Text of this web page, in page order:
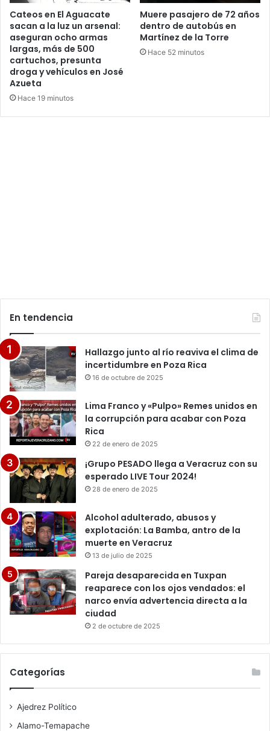
Cateos en El Aguacate
sacan a la luz un arsenal:
aseguran ocho armas
largas, más de 500
cartuchos, presunta
droga y vehículos en José
Azueta
Hace 19 minutos
Muere pasajero de 72 años
dentro de autobús en
Martínez de la Torre
Hace 52 minutos
En tendencia
Hallazgo junto al río reaviva el clima de
incertidumbre en Poza Rica
16 de octubre de 2025
Lima Franco y «Pulpo» Remes unidos en
la corrupción para acabar con Poza
Rica
22 de enero de 2025
¡Grupo PESADO llega a Veracruz con su
esperado LIVE Tour 2024!
28 de enero de 2025
Alcohol adulterado, abusos y
explotación: La Bamba, antro de la
muerte en Veracruz
13 de julio de 2025
Pareja desaparecida en Tuxpan
reaparece con los ojos vendados: el
narco envía advertencia directa a la
ciudad
2 de octubre de 2025
Categorías
Ajedrez Político
Alamo-Temapache